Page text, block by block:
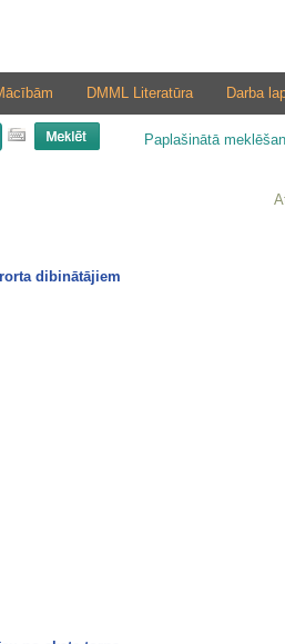
Darba
DMML Literatūra
Paplašinātā
dibinātājiem